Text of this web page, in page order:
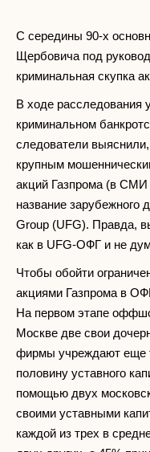
С середины 90-х
Щербовича под
криминальная скупка
В ходе расследования
криминальном
следователи
крупным
акций Газпрома (в СМИ
название зарубежного
Group (UFG). Правда,
как в UFG-ОФГ и не
Чтобы обойти
акциями Газпрома в
На первом этапе
Москве две свои
фирмы учреждают еще
половину уставного
помощью двух
своими уставными
каждой из трех в